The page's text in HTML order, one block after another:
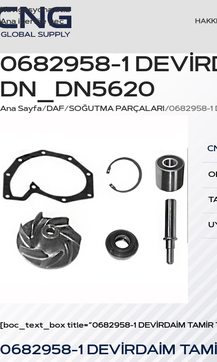
Navigasyona atla
Ana içeriğe geç
0682958-1
DN_DN5620
Ana Sayfa DAF SOĞUTMA PARÇALARI 0682958-1
[boc_text_box title=”0682958-1 DEVİRDAİM TAMİR
0682958-1 DEVİRDAİM